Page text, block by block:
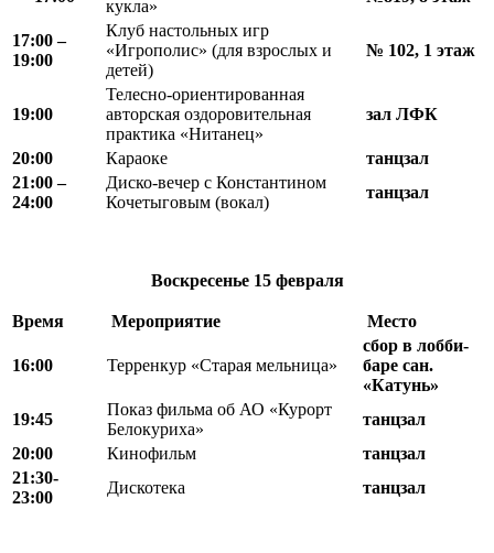
кукла»
17:00 –
19:00
Клуб настольных игр
«Игрополис» (для взрослых и
детей)
№ 102, 1 этаж
19:00
Телесно-ориентированная
авторская оздоровительная
практика «Нитанец»
зал ЛФК
20:00 Караоке
танцзал
21:00 –
24:00
Диско-вечер с Константином
Кочетыговым (вокал)
танцзал
Воскресенье15 февраля
Время Мероприятие Место
16:00 Терренкур «Старая мельница»
сбор в лобби-
баре сан.
«Катунь»
19:45
Показ фильма об АО «Курорт
Белокуриха»
танцзал
20:00 Кинофильм
танцзал
21:30-
23:00
Дискотека танцзал